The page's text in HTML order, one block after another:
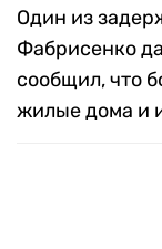
Один из
Фабрисенко
сообщил, что
жилые дома и